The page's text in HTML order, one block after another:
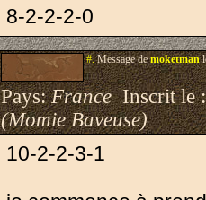
8-2-2-2-0
#.Message demoketman
Pays:FranceInscrit le
(Momie Baveuse)
10-2-2-3-1